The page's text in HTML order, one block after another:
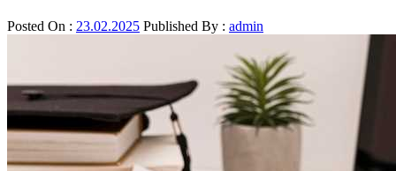
Posted On : 23.02.2025 Published By : admin